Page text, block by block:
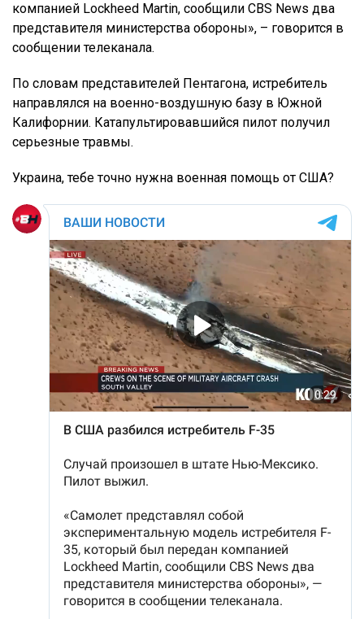
компанией Lockheed Martin, сообщили CBS News два
представителя министерства обороны», – говорится в
сообщении телеканала.
По словам представителей Пентагона, истребитель
направлялся на военно-воздушную базу в Южной
Калифорнии. Катапультировавшийся пилот получил
серьезные травмы.
Украина, тебе точно нужна военная помощь от США?